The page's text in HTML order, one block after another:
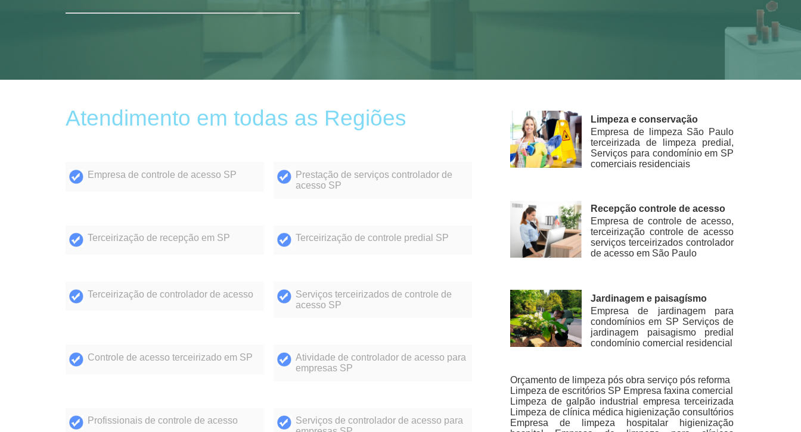
Limpeza e conservação
Empresa de limpeza São Paulo
terceirizada de limpeza predial,
Serviços para condomínio em SP
comerciais residenciais
Recepção controle de acesso
Empresa de controle de acesso,
terceirização controle de acesso
serviços terceirizados controlador
de acesso em São Paulo
Jardinagem e paisagísmo
Empresa de jardinagem para
condomínios em SP Serviços de
jardinagem paisagismo predial
condomínio comercial residencial
Orçamento de limpeza pós obra serviço pós reforma
Limpeza de escritórios SP Empresa faxina comercial
Limpeza de galpão industrial empresa terceirizada
Limpeza de clínica médica higienização consultórios
Empresa de limpeza hospitalar higienização
Atendimento em todas as Regiões
Empresa de controle de acesso SP
Prestação de serviços controlador de
acesso SP
Terceirização de recepção em SP Terceirização de controle predial SP
Terceirização de controlador de acesso
Serviços terceirizados de controle de
acesso SP
Controle de acesso terceirizado em SP
Atividade de controlador de acesso para
empresas SP
Profissionais de controle de acesso
Serviços de controlador de acesso para